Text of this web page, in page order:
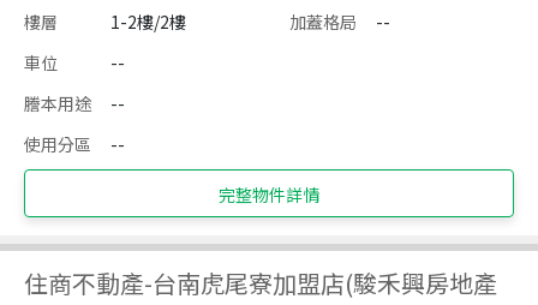
樓層
1-2樓/2樓 加蓋格局
--
車位
--
謄本用途
--
使用分區
--
完整物件詳情
住商不動產-台南虎尾寮加盟店(駿禾興房地產